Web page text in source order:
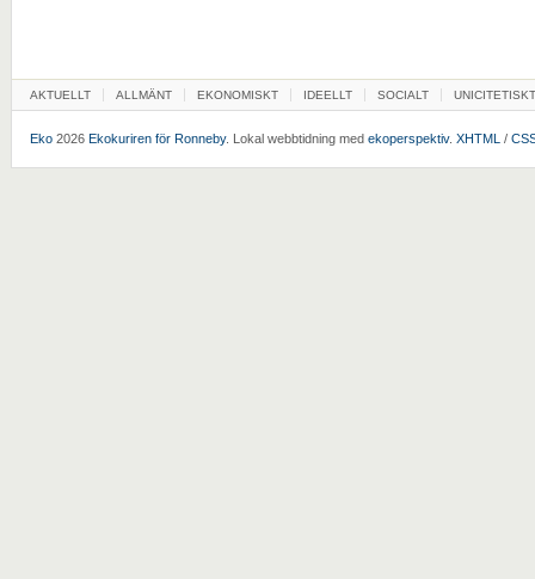
AKTUELLT ALLMÄNT EKONOMISKT IDEELLT SOCIALT UNICITETISKT
Eko2026 Ekokuriren för Ronneby. Lokal webbtidning med ekoperspektiv. XHTML /